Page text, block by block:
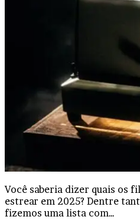
Você saberia dizer quais os
estrear em 2025? Dentre
fizemos uma lista com…